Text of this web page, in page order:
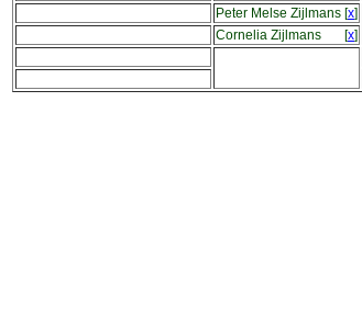
Peter Melse Zijlmans [x]
Cornelia Zijlmans [x]